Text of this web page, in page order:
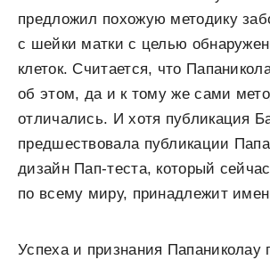
предложил похожую методику
с шейки матки с целью
клеток. Считается, что
об этом, да и к тому же сами
отличались. И хотя публикация
предшествовала публикации
дизайн Пап-теста, который
по всему миру, принадлежит
Успеха и признания Папаниколау